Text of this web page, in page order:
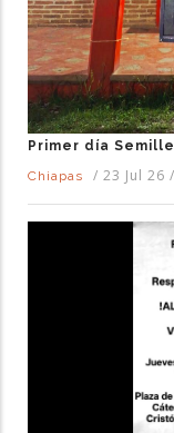
Primer día
Chiapas
/ 23 Jul 26 /